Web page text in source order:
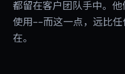
都留在客户团队手中。
使用--而这一点，远比
在。